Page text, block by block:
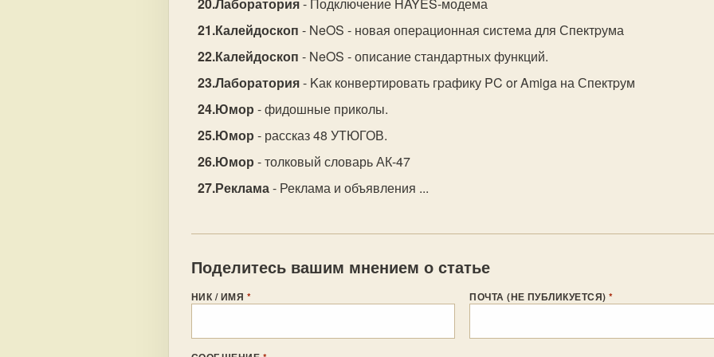
Калейдоскоп - NeOS - новая опеpационная система для Спектpума
Калейдоскоп - NeOS - описание стандартных функций.
Лаборатория- Kак конвеpтиpовать гpафику PC or Amiga на Спектpум
Юмор - фидошные приколы.
Юмор - рассказ 48 УТЮГОВ.
Юмор - толковый словарь АК-47
Реклама- Реклама и объявления ...
Поделитесь вашим мнением о статье
НИК / ИМЯ * ПОЧТА (НЕ ПУБЛИКУЕТСЯ)*